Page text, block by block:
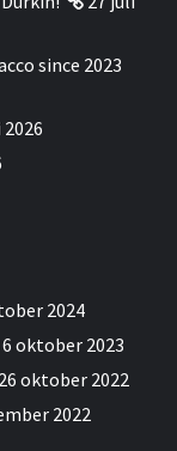
since 2023
2024
6 oktober 2023
26 oktober 2022
2022